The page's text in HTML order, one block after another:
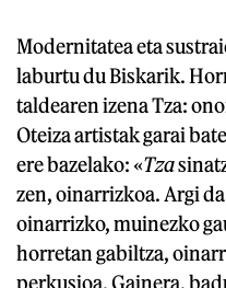
Modernitatea eta
laburtu du Biskarik.
taldearen izena Tza:
Oteiza artistak garai
ere bazelako: «Tza
zen, oinarrizkoa. Argi
oinarrizko, muinezko
horretan gabiltza,
perkusioa. Gainera,